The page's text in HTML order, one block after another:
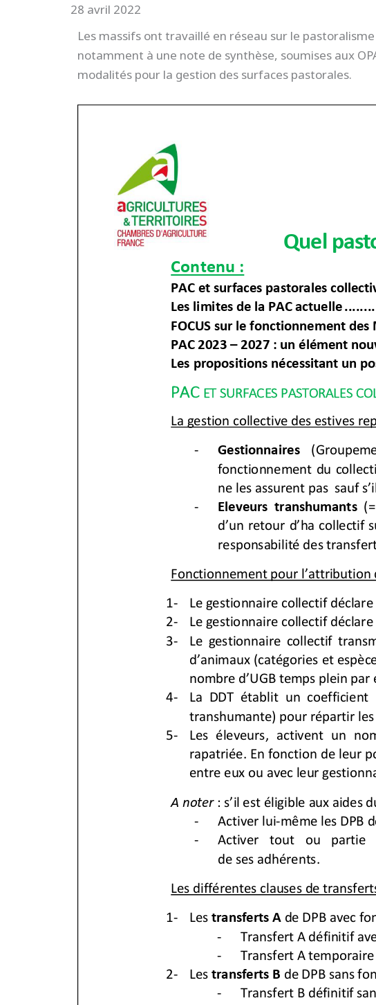
28 avril 2022
Les massifs ont travaillé en réseau sur le
notamment à une note de synthèse, soumises aux
modalités pour la gestion des surfaces pastorales.